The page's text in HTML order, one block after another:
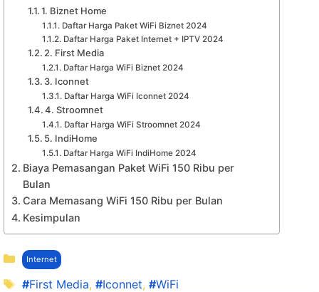
1. Biznet Home
Daftar Harga Paket WiFi Biznet 2024
Daftar Harga Paket Internet + IPTV 2024
2. First Media
Daftar Harga WiFi Biznet 2024
3. Iconnet
Daftar Harga WiFi Iconnet 2024
4. Stroomnet
Daftar Harga WiFi Stroomnet 2024
5. IndiHome
Daftar Harga WiFi IndiHome 2024
Biaya Pemasangan Paket WiFi 150 Ribu per
Bulan
Cara Memasang WiFi 150 Ribu per Bulan
Kesimpulan
Kategori
Internet
Tag
First Media, Iconnet, WiFi